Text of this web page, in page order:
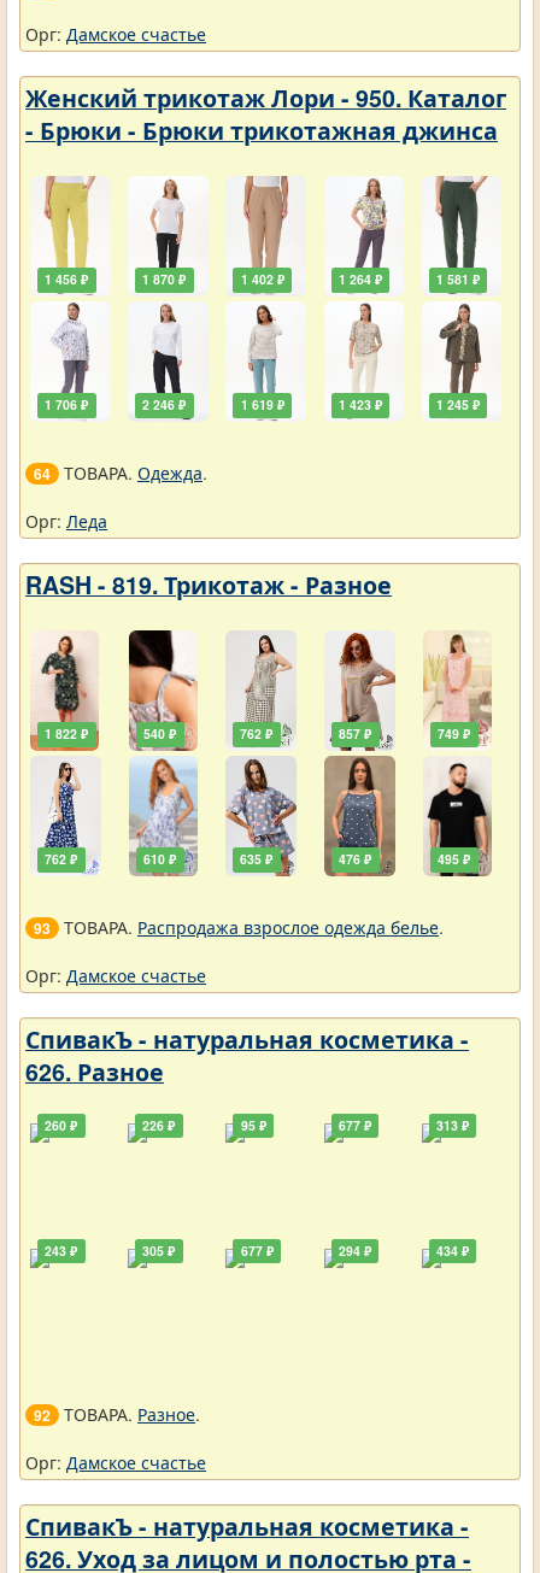
Орг: Дамское счастье
Женский трикотаж Лори - 950. Каталог
- Брюки - Брюки трикотажная джинса
1 456 ₽
1 706 ₽
1 870 ₽
2 246 ₽
1 402 ₽
1 619 ₽
1 264 ₽
1 423 ₽
1 581 ₽
1 245 ₽
64 ТОВАРА. Одежда.
Орг: Леда
RASH - 819. Трикотаж - Разное
1 822 ₽
762 ₽
540 ₽
610 ₽
762 ₽
635 ₽
857 ₽
476 ₽
749 ₽
495 ₽
93 ТОВАРА. Распродажа взрослое одежда белье.
Орг: Дамское счастье
СпивакЪ - натуральная косметика -
626. Разное
260 ₽
243 ₽
226 ₽
305 ₽
95 ₽
677 ₽
677 ₽
294 ₽
313 ₽
434 ₽
92 ТОВАРА. Разное.
Орг: Дамское счастье
СпивакЪ - натуральная косметика -
626. Уход за лицом и полостью рта -